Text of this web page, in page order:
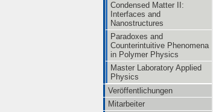
Condensed Matter II:
Interfaces and
Nanostructures
Paradoxes and
Counterintuitive Phenomena
in Polymer Physics
Master Laboratory Applied
Physics
Veröffentlichungen
Mitarbeiter